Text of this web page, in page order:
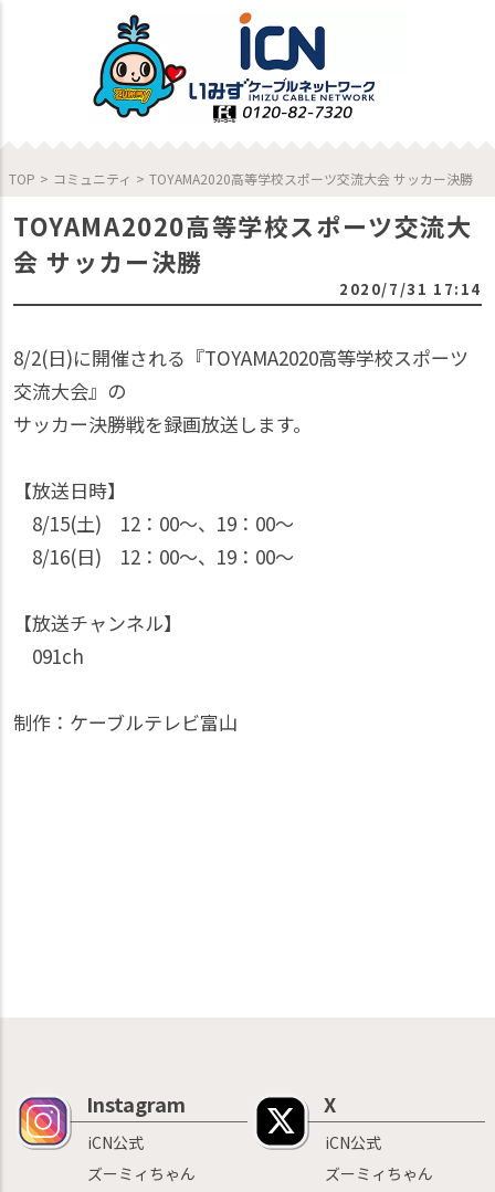
TOP > コミュニティ > TOYAMA2020高等学校スポーツ交流大会 サッカー決勝
TOYAMA2020高等学校スポーツ交流大
会 サッカー決勝
2020/7/31 17:14
8/2(日)に開催される『TOYAMA2020高等学校スポーツ
交流大会』の
サッカー決勝戦を録画放送します。
【放送日時】
8/15(土) 12：00〜、19：00〜
8/16(日) 12：00〜、19：00〜
【放送チャンネル】
091ch
制作：ケーブルテレビ富山
Instagram
iCN公式
ズーミィちゃん
X
iCN公式
ズーミィちゃん